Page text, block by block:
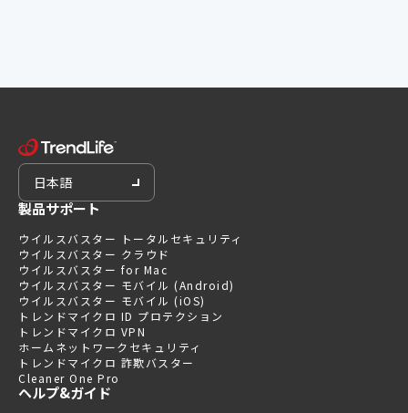
日本語
製品サポート
ウイルスバスター トータルセキュリティ
ウイルスバスター クラウド
ウイルスバスター for Mac
ウイルスバスター モバイル (Android)
ウイルスバスター モバイル (iOS)
トレンドマイクロ ID プロテクション
トレンドマイクロ VPN
ホームネットワークセキュリティ
トレンドマイクロ 詐欺バスター
Cleaner One Pro
ヘルプ&ガイド